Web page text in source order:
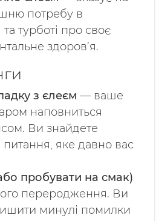
потребу в
турботі про своє
здоров’я.
з єлеєм — ваше
наповниться
Ви знайдете
питання, яке давно вас
пробувати на смак)
переродження. Ви
минулі помилки